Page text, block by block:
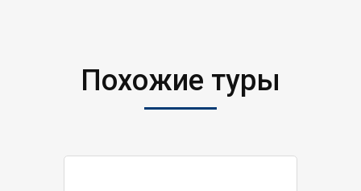
Похожие туры